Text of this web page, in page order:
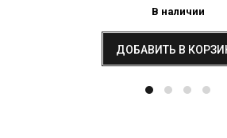
В наличии
ДОБАВИТЬ В